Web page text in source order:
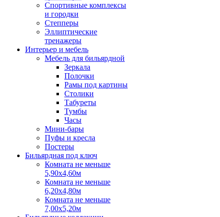
Спортивные комплексы
и городки
Степперы
Эллиптические
тренажеры
Интерьер и мебель
Мебель для бильярдной
Зеркала
Полочки
Рамы под картины
Столики
Табуреты
Тумбы
Часы
Мини-бары
Пуфы и кресла
Постеры
Бильярдная под ключ
Комната не меньше
5,90х4,60м
Комната не меньше
6,20х4,80м
Комната не меньше
7,00х5,20м